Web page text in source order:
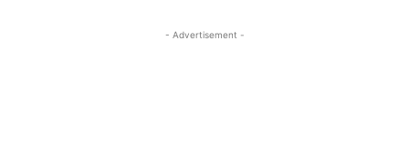
- Advertisement -